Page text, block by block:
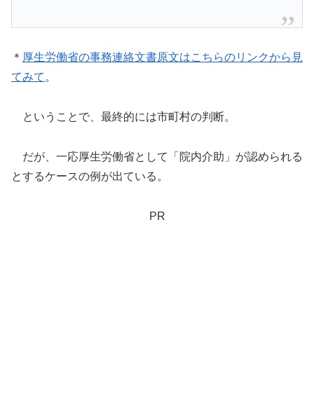
＊ 厚生労働省の事務連絡文書原文はこちらのリンクから見
てみて。
ということで、最終的には市町村の判断。
だが、一応厚生労働省として「院内介助」が認められる
とするケースの例が出ている。
PR